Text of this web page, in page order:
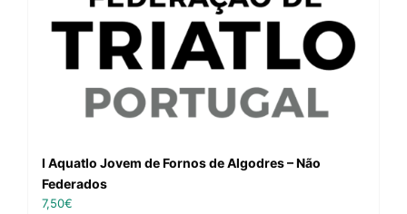
I Aquatlo Jovem de Fornos de Algodres – Não
Federados
7,50€